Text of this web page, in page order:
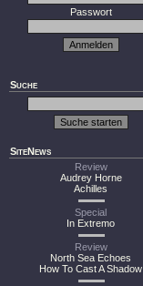
Passwort
Suche
SiteNews
Review
Audrey Horne
Achilles
Special
In Extremo
Review
North Sea Echoes
How To Cast A Shadow